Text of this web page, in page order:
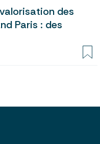
des
Paris : des